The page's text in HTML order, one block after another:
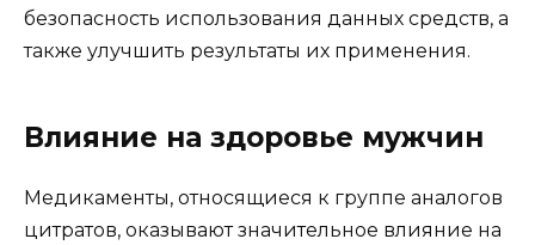
безопасность использования данных средств, а
также улучшить результаты их применения.
Влияние на здоровье мужчин
Медикаменты, относящиеся к группе аналогов
цитратов, оказывают значительное влияние на